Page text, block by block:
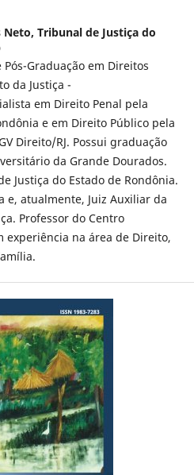
Neto, Tribunal de Justiça do
Graduação em Direitos
da Justiça -
em Direito Penal pela
e em Direito Público pela
Direito/RJ. Possui graduação
da Grande Dourados.
Justiça do Estado de Rondônia.
e, atualmente, Juiz Auxiliar da
Professor do Centro
experiência na área de Direito,